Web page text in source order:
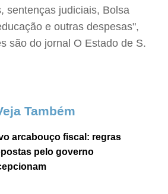
sentenças judiciais, Bolsa
e outras despesas",
são do jornal O Estado de S.
Também
arcabouço fiscal: regras
pelo governo